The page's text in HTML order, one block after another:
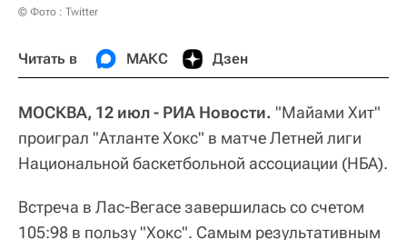
© Фото : Twitter
Читать в МАКС Дзен
МОСКВА, 12 июл - РИА Новости. "Майами Хит"
проиграл "Атланте Хокс" в матче Летней лиги
Национальной баскетбольной ассоциации (НБА).
Встреча в Лас-Вегасе завершилась со счетом
105:98 в пользу "Хокс". Самым результативным